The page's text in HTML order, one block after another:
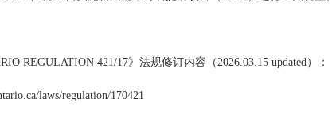
REGULATION 421/17》法规修订内容（2026.03.15 updated）：
laws/regulation/170421